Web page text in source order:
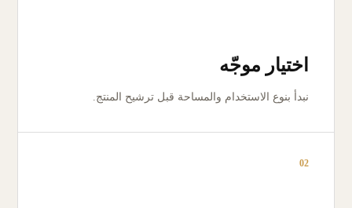
اختيار موجّه
نبدأ بنوع الاستخدام والمساحة قبل ترشيح المنتج.
02